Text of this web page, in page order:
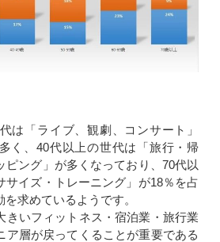
は「ライブ、観劇、コンサート」
く、40代以上の世代は「旅行・帰
ピング」が多くなっており、70代以
サイズ・トレーニング」が18％を占
求めているようです。
きいフィットネス・宿泊業・旅行業
ア層が戻ってくることが重要である